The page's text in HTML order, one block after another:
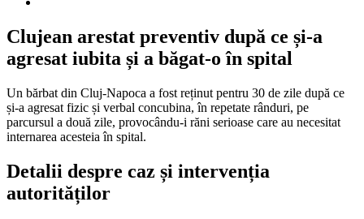
Clujean arestat preventiv după ce și-a
agresat iubita și a băgat-o în spital
Un bărbat din Cluj-Napoca a fost reținut pentru 30 de zile după ce
și-a agresat fizic și verbal concubina, în repetate rânduri, pe
parcursul a două zile, provocându-i răni serioase care au necesitat
internarea acesteia în spital.
Detalii despre caz și intervenția
autorităților